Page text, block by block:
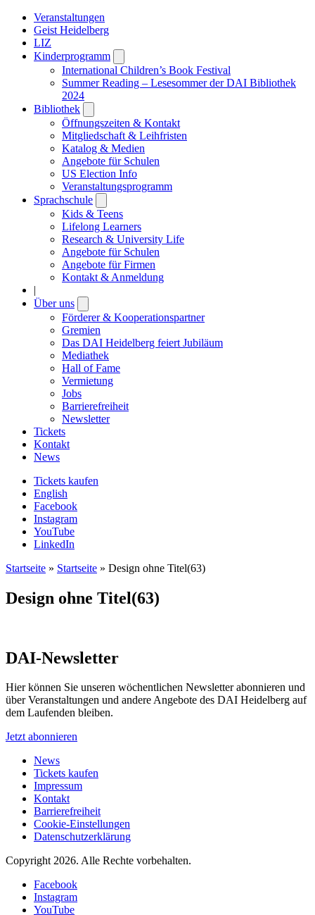
Veranstaltungen
Geist Heidelberg
LIZ
Kinderprogramm
submenu
International Children’s Book Festival
Summer Reading – Lesesommer der DAI Bibliothek
2024
Bibliothek
submenu
Öffnungszeiten & Kontakt
Mitgliedschaft & Leihfristen
Katalog & Medien
Angebote für Schulen
US Election Info
Veranstaltungsprogramm
Sprachschule
submenu
Kids & Teens
Lifelong Learners
Research & University Life
Angebote für Schulen
Angebote für Firmen
Kontakt & Anmeldung
|
Über uns
submenu
Förderer & Kooperationspartner
Gremien
Das DAI Heidelberg feiert Jubiläum
Mediathek
Hall of Fame
Vermietung
Jobs
Barrierefreiheit
Newsletter
Tickets
Kontakt
News
Tickets kaufen
English
Facebook
Instagram
YouTube
LinkedIn
Startseite » Startseite » Design ohne Titel(63)
Design ohne Titel(63)
DAI-Newsletter
Hier können Sie unseren wöchentlichen Newsletter abonnieren und
über Veranstaltungen und andere Angebote des DAI Heidelberg auf
dem Laufenden bleiben.
Jetzt abonnieren
News
Tickets kaufen
Impressum
Kontakt
Barrierefreiheit
Cookie-Einstellungen
Datenschutzerklärung
Copyright 2026. Alle Rechte vorbehalten.
Facebook
Instagram
YouTube